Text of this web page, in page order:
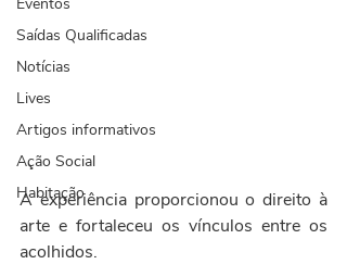
Saídas Qualificadas
Notícias
Lives
Artigos informativos
Ação Social
Habitação
A experiência proporcionou o direito à
arte e fortaleceu os vínculos entre os
acolhidos.